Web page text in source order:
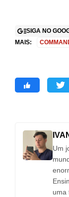
SIGA NO
MAIS:
Um
uma